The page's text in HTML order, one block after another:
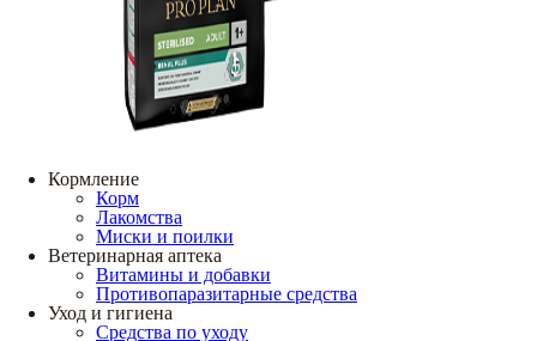
Кормление
Корм
Лакомства
Миски и поилки
Ветеринарная аптека
Витамины и добавки
Противопаразитарные средства
Уход и гигиена
Средства по уходу